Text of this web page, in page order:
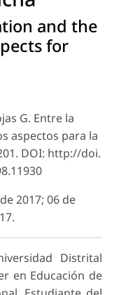
and the
for
G. Entre la
aspectos para la
DOI: http://doi.
2017; 06 de
Distrital
en Educación de